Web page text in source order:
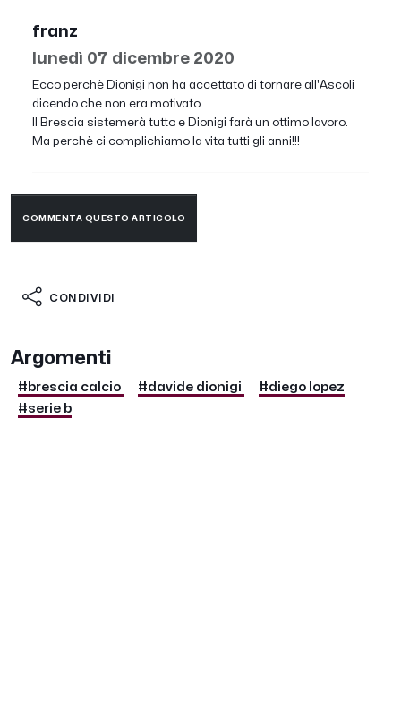
franz
lunedì 07 dicembre 2020
Ecco perchè Dionigi non ha accettato di tornare all'Ascoli
dicendo che non era motivato...........
Il Brescia sistemerà tutto e Dionigi farà un ottimo lavoro.
Ma perchè ci complichiamo la vita tutti gli anni!!!
COMMENTA QUESTO ARTICOLO
CONDIVIDI
Argomenti
#brescia calcio #davide dionigi
#diego lopez
#serie b